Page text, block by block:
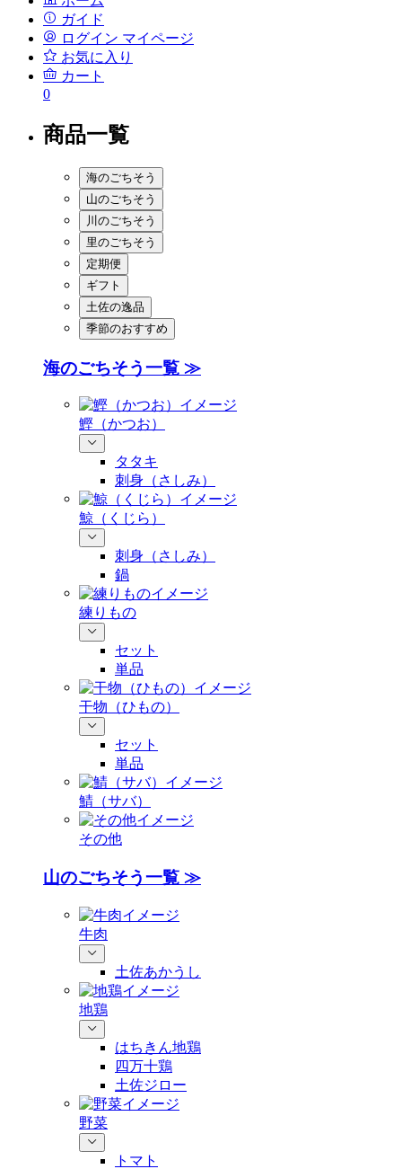
ガイド
ログイン マイページ
お気に入り
カート
0
商品一覧
海のごちそう
山のごちそう
川のごちそう
里のごちそう
定期便
ギフト
土佐の逸品
季節のおすすめ
海のごちそう一覧 ≫
鰹（かつお）
タタキ
刺身（さしみ）
鯨（くじら）
刺身（さしみ）
鍋
練りもの
セット
単品
干物（ひもの）
セット
単品
鯖（サバ）
その他
山のごちそう一覧 ≫
牛肉
土佐あかうし
地鶏
はちきん地鶏
四万十鶏
土佐ジロー
野菜
トマト